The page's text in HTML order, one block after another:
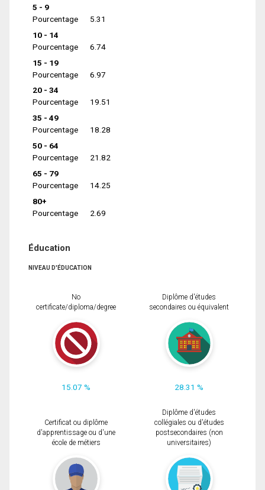
5 - 9
Pourcentage
5.31
10 - 14
Pourcentage
6.74
15 - 19
Pourcentage
6.97
20 - 34
Pourcentage
19.51
35 - 49
Pourcentage
18.28
50 - 64
Pourcentage
21.82
65 - 79
Pourcentage
14.25
80+
Pourcentage
2.69
Éducation
NIVEAU D'ÉDUCATION
No
certificate/diploma/degree
15.07 %
Diplôme d'études
secondaires ou équivalent
28.31 %
Certificat ou diplôme
d'apprentissage ou d'une
école de métiers
Diplôme d'études
collégiales ou d'études
postsecondaires (non
universitaires)